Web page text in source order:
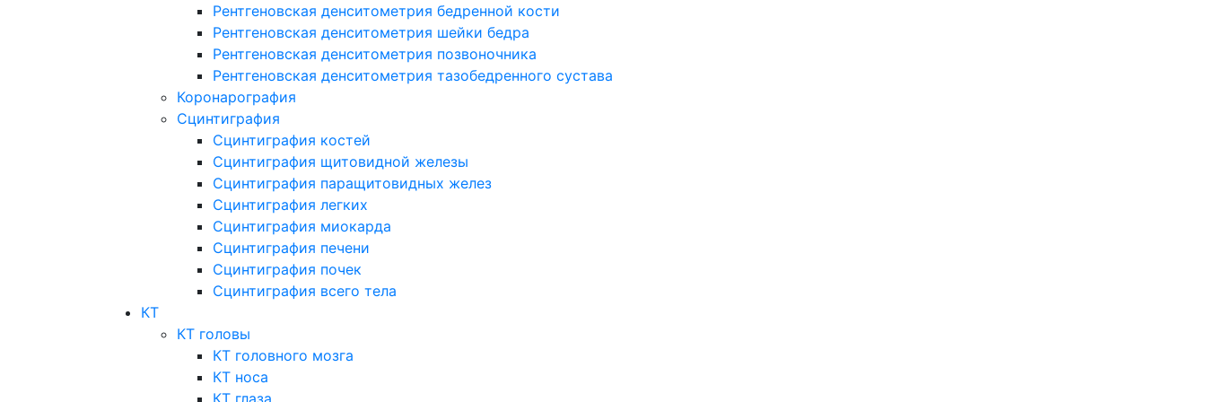
Рентгеновская денситометрия бедренной кости
Рентгеновская денситометрия шейки бедра
Рентгеновская денситометрия позвоночника
Рентгеновская денситометрия тазобедренного сустава
Коронарография
Сцинтиграфия
Сцинтиграфия костей
Сцинтиграфия щитовидной железы
Сцинтиграфия паращитовидных желез
Сцинтиграфия легких
Сцинтиграфия миокарда
Сцинтиграфия печени
Сцинтиграфия почек
Сцинтиграфия всего тела
КТ
КТ головы
КТ головного мозга
КТ носа
КТ глаза